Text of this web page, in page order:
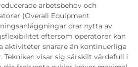
arbetsbehov och
(Overall Equipment
drar nytta av
eftersom operatörer kan
aktiviteter snarare än kontinuerliga
visar sig särskilt värdefull i